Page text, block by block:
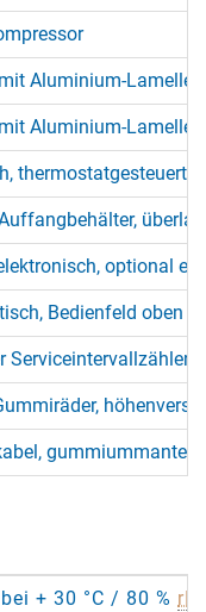
Aluminium-
Aluminium-
thermostatgesteuert
optional
Bedienfeld oben
Serviceintervallzähler,
bei + 30 °C / 80 % rF